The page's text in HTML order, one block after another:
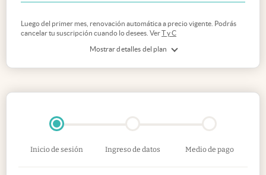
Mostrar detalles del plan
Luego del primer mes, renovación automática a precio vigente. Podrás
cancelar tu suscripción cuando lo desees. VerT y C
Inicio de sesión Ingreso de datos Medio de pago